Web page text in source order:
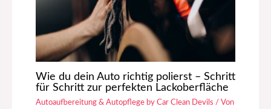
Wie du dein Auto richtig polierst – Schritt
für Schritt zur perfekten Lackoberfläche
Autoaufbereitung & Autopflege by Car Clean Devils / Von